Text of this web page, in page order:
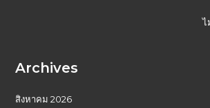
ไ
Archives
สิงหาคม 2026